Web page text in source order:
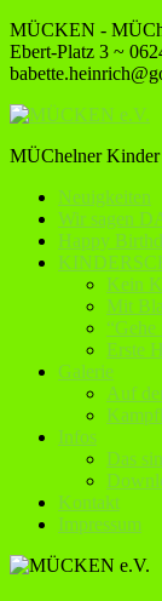
MÜCKEN -
Ebert-Platz 3 ~
MÜChelner Kinder
Neuigkeiten
Wir sagen
Happy
Kein
Mit
Erste
Galerie
Auf
Infos
Das
Kontakt
Impressum